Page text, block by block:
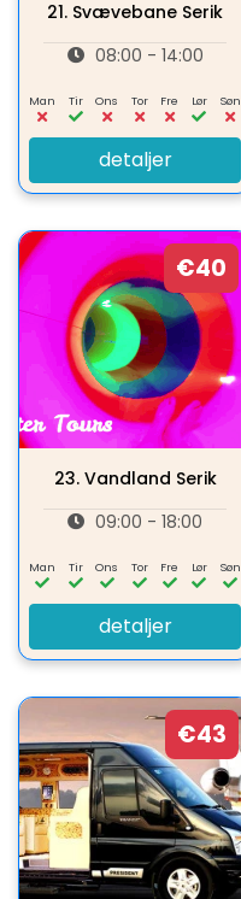
21. Svævebane Serik
08:00 - 14:00
Man Tir Ons Tor Fre Lør Søn
detaljer
€40
23. Vandland Serik
09:00 - 18:00
Man Tir Ons Tor Fre Lør Søn
detaljer
€43